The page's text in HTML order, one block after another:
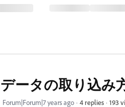
データの取り込み
Forum|Forum|7 years ago 4 replies 193